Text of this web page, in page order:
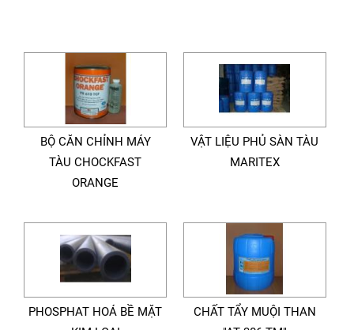
BỘ CĂN CHỈNH MÁY
TÀU CHOCKFAST
ORANGE
VẬT LIỆU PHỦ SÀN TÀU
MARITEX
PHOSPHAT HOÁ BỀ MẶT
CHẤT TẨY MUỘI THAN